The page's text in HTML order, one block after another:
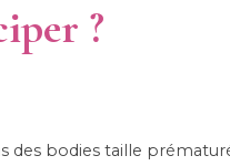
?
des bodies taille